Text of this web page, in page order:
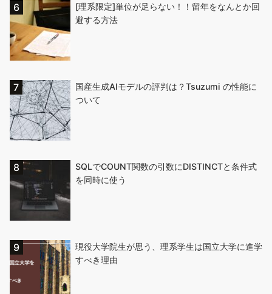
[理系限定]単位が足らない！！留年をなんとか回
避する方法
国産生成AIモデルの評判は？Tsuzumi の性能に
ついて
SQLでCOUNT関数の引数にDISTINCTと条件式
を同時に使う
現役大学院生が思う、理系学生は国立大学に進学
すべき理由